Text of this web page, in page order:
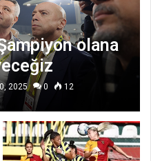
olana
2025 0 12